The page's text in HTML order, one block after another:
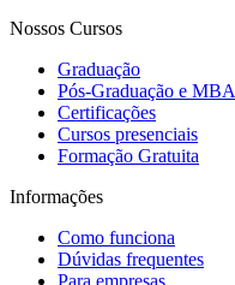
Nossos Cursos
Graduação
Pós-Graduação e MBA
Certificações
Cursos presenciais
Formação Gratuita
Informações
Como funciona
Dúvidas frequentes
Para empresas